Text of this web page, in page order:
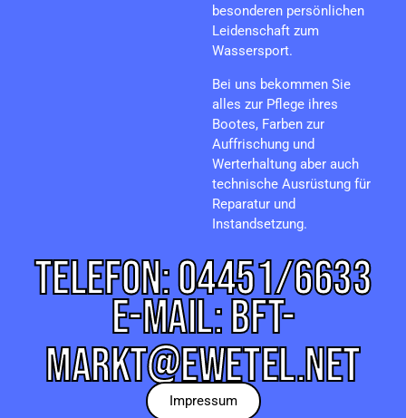
besonderen persönlichen
Leidenschaft zum
Wassersport.
Bei uns bekommen Sie
alles zur Pflege ihres
Bootes, Farben zur
Auffrischung und
Werterhaltung aber auch
technische Ausrüstung für
Reparatur und
Instandsetzung.
TELEFON: 04451/6633
E-MAIL: BFT-
MARKT@EWETEL.NET
Impressum